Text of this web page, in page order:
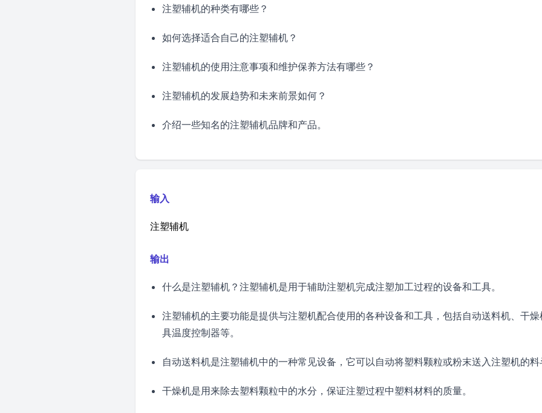
注塑辅机的种类有哪些？
如何选择适合自己的注塑辅机？
注塑辅机的使用注意事项和维护保养方法有哪些？
注塑辅机的发展趋势和未来前景如何？
介绍一些知名的注塑辅机品牌和产品。
输入
注塑辅机
输出
什么是注塑辅机？注塑辅机是用于辅助注塑机完成注塑加工过程的设备和工具。
注塑辅机的主要功能是提供与注塑机配合使用的各种设备和工具，包括自动送料机、干
具温度控制器等。
自动送料机是注塑辅机中的一种常见设备，它可以自动将塑料颗粒或粉末送入注塑机的料
干燥机是用来除去塑料颗粒中的水分，保证注塑过程中塑料材料的质量。